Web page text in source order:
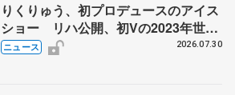
りくりゅう、初プロデュースのアイス
ショー リハ公開、初Vの2023年世界
選手権のSP披露 ハゼボロ、チョク
ニュース 2026.07.30